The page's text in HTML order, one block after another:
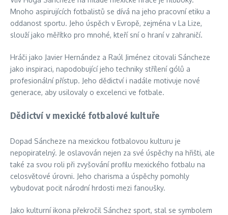
Mnoho aspirujících fotbalistů se dívá na jeho pracovní etiku a
oddanost sportu. Jeho úspěch v Evropě, zejména v La Lize,
slouží jako měřítko pro mnohé, kteří sní o hraní v zahraničí.
Hráči jako Javier Hernández a Raúl Jiménez citovali Sáncheze
jako inspiraci, napodobující jeho techniky střílení gólů a
profesionální přístup. Jeho dědictví i nadále motivuje nové
generace, aby usilovaly o excelenci ve fotbale.
Dědictví v mexické fotbalové kultuře
Dopad Sáncheze na mexickou fotbalovou kulturu je
nepopiratelný. Je oslavován nejen za své úspěchy na hřišti, ale
také za svou roli při zvyšování profilu mexického fotbalu na
celosvětové úrovni. Jeho charisma a úspěchy pomohly
vybudovat pocit národní hrdosti mezi fanoušky.
Jako kulturní ikona překročil Sánchez sport, stal se symbolem